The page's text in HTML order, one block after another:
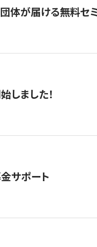
体が届ける無料セ
しました！
サポート